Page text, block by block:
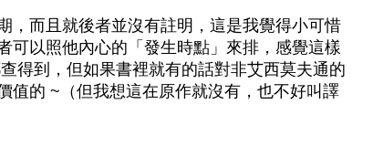
，而且就後者並沒有註明，這是我覺得小可惜
可以照他內心的「發生時點」來排，感覺這樣
得到，但如果書裡就有的話對非艾西莫夫通的
值的 ~（但我想這在原作就沒有，也不好叫譯